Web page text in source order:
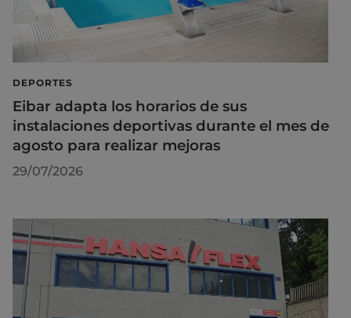
DEPORTES
Eibar adapta los horarios de sus
instalaciones deportivas durante el mes de
agosto para realizar mejoras
29/07/2026